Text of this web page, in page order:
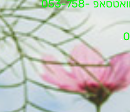
בוואטסאפ 053-758-
.